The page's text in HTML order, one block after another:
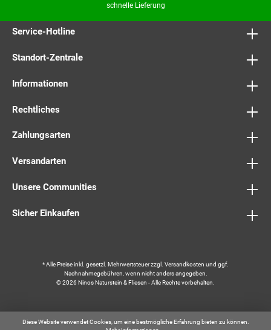
schnelle Lieferung
Service-Hotline
Standort-Zentrale
Informationen
Rechtliches
Zahlungsarten
Versandarten
Unsere Communities
Sicher Einkaufen
* Alle Preise inkl. gesetzl. Mehrwertsteuer zzgl. Versandkosten und ggf.
Nachnahmegebühren, wenn nicht anders angegeben.
© 2026 Ninos Naturstein & Fliesen - Alle Rechte vorbehalten.
Diese Website verwendet Cookies, um eine bestmögliche Erfahrung bieten zu können.